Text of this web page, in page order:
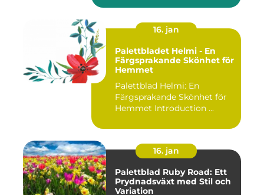
16. jan
Palettbladet Helmi - En
Färgsprakande Skönhet för
Hemmet
Palettblad Helmi: En
Färgsprakande Skönhet för
Hemmet Introduction ...
16. jan
Palettblad Ruby Road: Ett
Prydnadsväxt med Stil och
Variation